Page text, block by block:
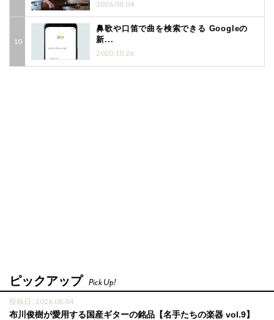
2026.08.04
鼻歌や口笛で曲を検索できる Googleの
新...
2020.10.26
ピックアップ Pick Up!
投稿日 : 2026.08.04
布川俊樹が愛用する国産ギターの銘品【名手たちの楽器 vol.9】